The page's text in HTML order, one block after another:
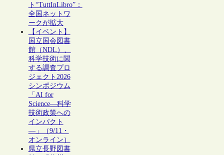
ト“TuttInLibro”：
全国ネットワ
ークが拡大
【イベント】
国立国会図書
館（NDL）、
科学技術に関
する調査プロ
ジェクト2026
シンポジウム
「AI for
Science―科学
技術政策への
インパクト
―」（9/11・
オンライン）
県立長野図書